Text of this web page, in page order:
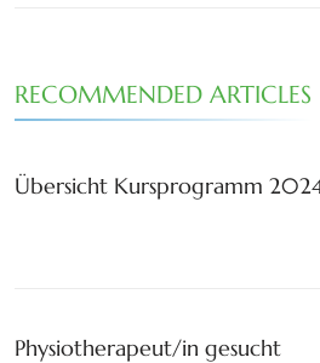
RECOMMENDED ARTICLES
Übersicht Kursprogramm
Physiotherapeut/in gesucht